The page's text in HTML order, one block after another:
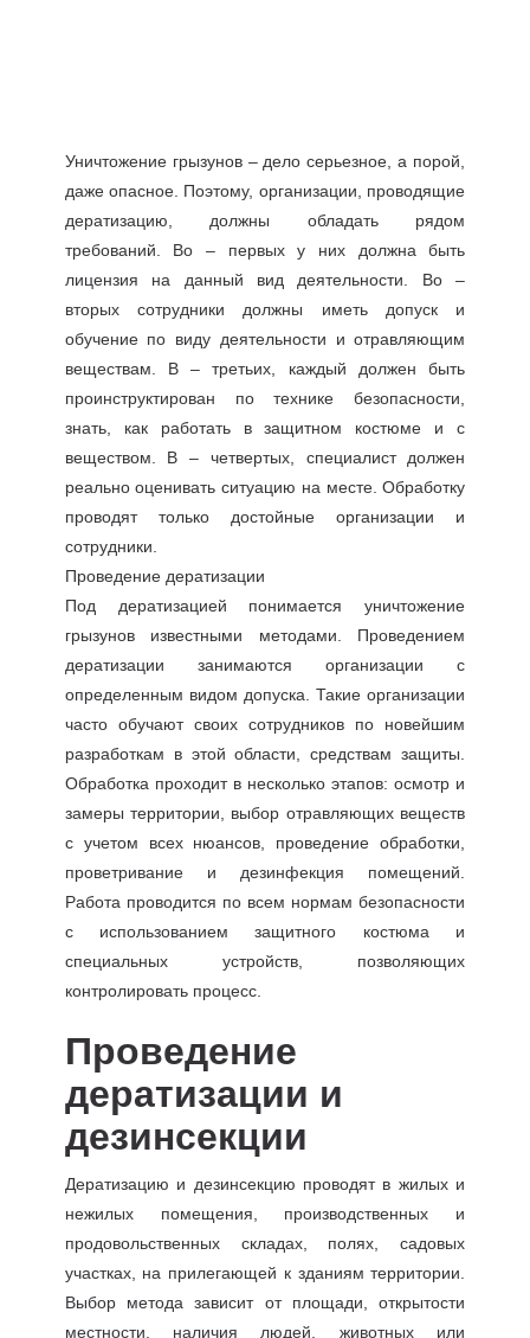
Уничтожение грызунов – дело серьезное, а порой,
даже опасное. Поэтому, организации, проводящие
дератизацию, должны обладать рядом
требований. Во – первых у них должна быть
лицензия на данный вид деятельности. Во –
вторых сотрудники должны иметь допуск и
обучение по виду деятельности и отравляющим
веществам. В – третьих, каждый должен быть
проинструктирован по технике безопасности,
знать, как работать в защитном костюме и с
веществом. В – четвертых, специалист должен
реально оценивать ситуацию на месте. Обработку
проводят только достойные организации и
сотрудники.
Проведение дератизации
Под дератизацией понимается уничтожение
грызунов известными методами. Проведением
дератизации занимаются организации с
определенным видом допуска. Такие организации
часто обучают своих сотрудников по новейшим
разработкам в этой области, средствам защиты.
Обработка проходит в несколько этапов: осмотр и
замеры территории, выбор отравляющих веществ
с учетом всех нюансов, проведение обработки,
проветривание и дезинфекция помещений.
Работа проводится по всем нормам безопасности
с использованием защитного костюма и
специальных устройств, позволяющих
контролировать процесс.
Проведение
дератизации и
дезинсекции
Дератизацию и дезинсекцию проводят в жилых и
нежилых помещения, производственных и
продовольственных складах, полях, садовых
участках, на прилегающей к зданиям территории.
Выбор метода зависит от площади, открытости
местности, наличия людей, животных или